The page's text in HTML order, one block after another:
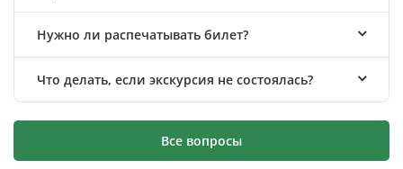
Нужно ли распечатывать билет?
Что делать, если экскурсия не состоялась?
Все вопросы